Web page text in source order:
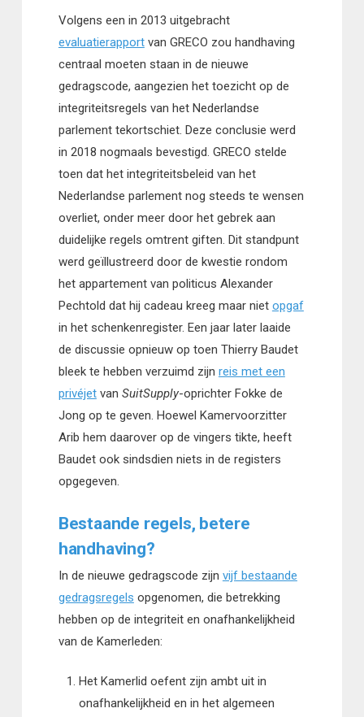
Volgens een in 2013 uitgebracht
evaluatierapportvan GRECO zou handhaving
centraal moeten staan in de nieuwe
gedragscode, aangezien het toezicht op de
integriteitsregels van het Nederlandse
parlement tekortschiet. Deze conclusie werd
in 2018 nogmaals bevestigd. GRECO stelde
toen dat het integriteitsbeleid van het
Nederlandse parlement nog steeds te wensen
overliet, onder meer door het gebrek aan
duidelijke regels omtrent giften. Dit standpunt
werd geïllustreerd door de kwestie rondom
het appartement van politicus Alexander
Pechtold dat hij cadeau kreeg maar niet opgaf
in het schenkenregister. Een jaar later laaide
de discussie opnieuw op toen Thierry Baudet
bleek te hebben verzuimd zijn reis met een
privéjetvan SuitSupply-oprichter Fokke de
Jong op te geven. Hoewel Kamervoorzitter
Arib hem daarover op de vingers tikte, heeft
Baudet ook sindsdien niets in de registers
opgegeven.
Bestaande regels, betere
handhaving?
In de nieuwe gedragscode zijn vijf bestaande
gedragsregels opgenomen, die betrekking
hebben op de integriteit en onafhankelijkheid
van de Kamerleden:
Het Kamerlid oefent zijn ambt uit in
onafhankelijkheid en in het algemeen